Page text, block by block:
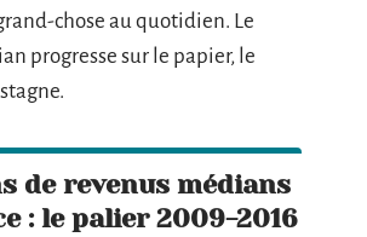
chose au quotidien. Le
progresse sur le papier, le
de revenus médians
: le palier 2009-2016